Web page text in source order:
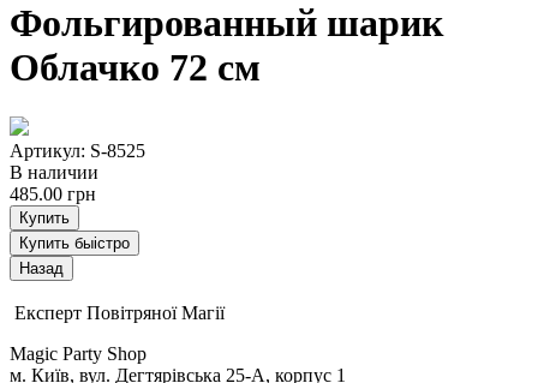
Фольгированный шарик
Облачко 72 см
Артикул: S-8525
В наличии
485.00 грн
Купить
Купить быістро
Експерт Повітряної Магії
Magic Party Shop
м. Київ, вул. Дегтярівська 25-А, корпус 1